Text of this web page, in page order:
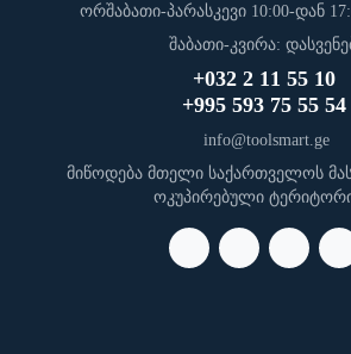
ორშაბათი-პარასკევი 10:00-დან
შაბათი-კვირა:
+032 2 11 55 10
+995 593 75 55 54
info@toolsmart.ge
მიწოდება მთელი საქართველოს
ოკუპირებული